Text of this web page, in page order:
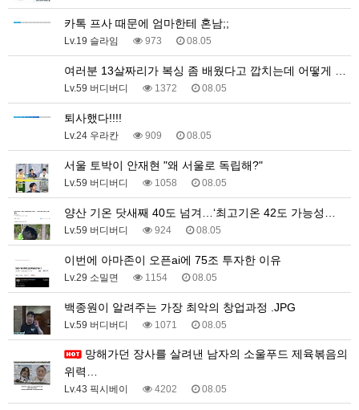
카톡 프사 때문에 엄마한테 혼남;;
Lv.19 슬라임 973 08.05
여러분 13살짜리가 복싱 좀 배웠다고 깝치는데 어떻게 …
Lv.59 버디버디 1372 08.05
퇴사했다!!!!
Lv.24 우라칸 909 08.05
서울 토박이 안재현 "왜 서울로 독립해?"
Lv.59 버디버디 1058 08.05
양산 기온 닷새째 40도 넘겨…‘최고기온 42도 가능성…
Lv.59 버디버디 924 08.05
이번에 아마존이 오픈ai에 75조 투자한 이유
Lv.29 소밀면 1154 08.05
백종원이 알려주는 가장 최악의 창업과정 .JPG
Lv.59 버디버디 1071 08.05
위력…
Lv.43 픽시베이 4202 08.05